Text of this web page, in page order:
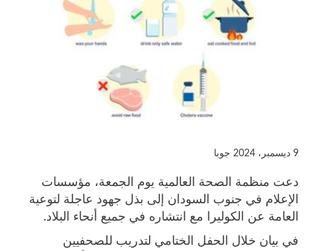
9 ديسمبر، 2024 جوبا
دعت منظمة الصحة العالمية يوم الجمعة، مؤسسات
الإعلام في جنوب السودان إلى بذل جهود عاجلة لتوعية
العامة عن الكوليرا مع انتشاره في جميع أنحاء البلاد.
في بيان خلال الحفل الختامي لتدريب للصحفيين